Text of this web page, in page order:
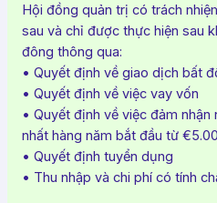
Hội đồng quản trị có trách
sau và chỉ được thực hiện sau
đông thông qua:
• Quyết định về giao dịch bất
• Quyết định về việc vay vốn
• Quyết định về việc đảm
nhất hàng năm bắt đầu từ
• Quyết định tuyển dụng
• Thu nhập và chi phí có tính